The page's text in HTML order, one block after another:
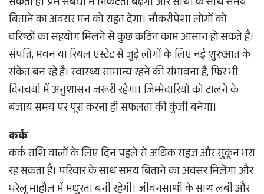
बिताने का अवसर मन को राहत देगा। नौकरीपेशा लोगों को
वरिष्ठों का सहयोग मिलने से कुछ कठिन काम आसान हो सकते हैं।
संपत्ति, भवन या रियल एस्टेट से जुड़े लोगों के लिए नई शुरुआत के
संकेत बन रहे हैं। स्वास्थ्य सामान्य रहने की संभावना है, फिर भी
दिनचर्या में अनुशासन जरूरी रहेगा। जिम्मेदारियों को टालने के
बजाय समय पर पूरा करना ही सफलता की कुंजी बनेगा।
कर्क
कर्क राशि वालों के लिए दिन पहले से अधिक सहज और सुकून भरा
रह सकता है। परिवार के साथ समय बिताने का अवसर मिलेगा और
घरेलू माहौल में मधुरता बनी रहेगी। जीवनसाथी के साथ लंबी और